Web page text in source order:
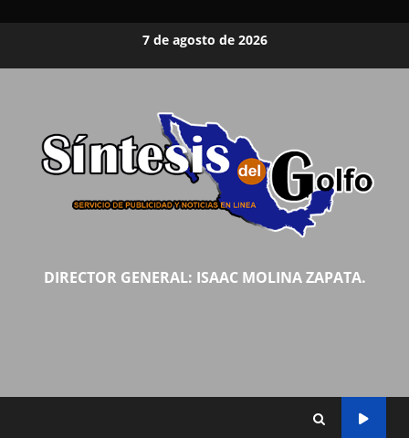
7 de agosto de 2026
DIRECTOR GENERAL: ISAAC MOLINA ZAPATA.